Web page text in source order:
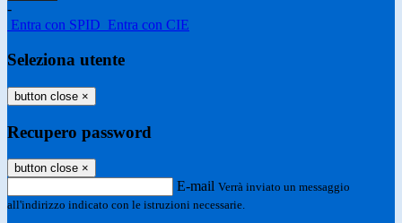
-
Entra con SPID Entra con CIE
Seleziona utente
button close ×
Recupero password
button close ×
E-mail Verrà inviato un messaggio
all'indirizzo indicato con le istruzioni necessarie.